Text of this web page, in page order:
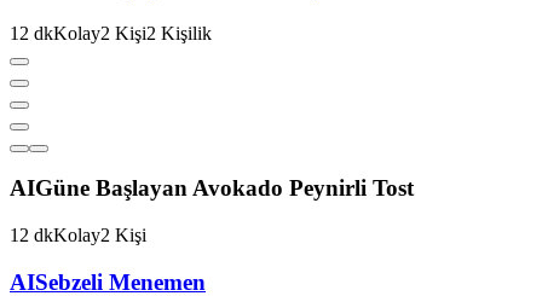
12 dkKolay2 Kişi2 Kişilik
AIGüne Başlayan Avokado Peynirli Tost
12 dkKolay2 Kişi
AISebzeli Menemen